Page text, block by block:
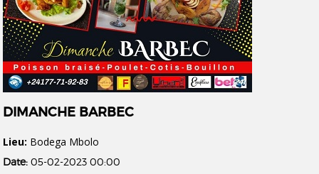
DIMANCHE BARBEC
Lieu: Bodega Mbolo
Date: 05-02-2023 00:00